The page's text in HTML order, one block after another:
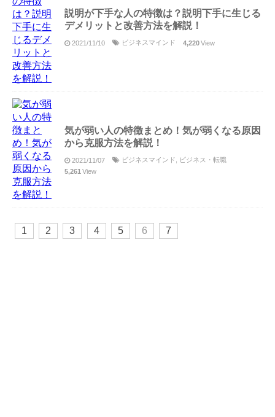
説明が下手な人の特徴は？説明下手に生じる
デメリットと改善方法を解説！
2021/11/10 ビジネスマインド 4,220View
気が弱い人の特徴まとめ！気が弱くなる原因
から克服方法を解説！
2021/11/07 ビジネスマインド
ビジネス・転職
5,261 View
1 2 3 4 5 6 7